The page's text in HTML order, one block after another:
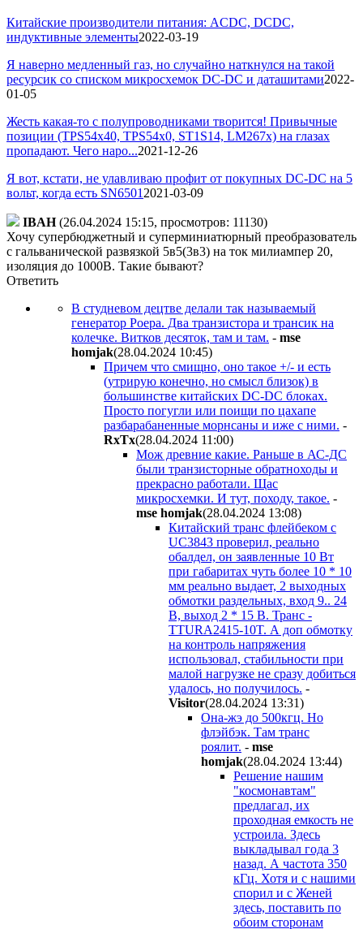
Китайские производители питания: ACDC, DCDC,
индуктивные элементы2022-03-19
Я наверно медленный газ, но случайно наткнулся на такой
ресурсик со списком микросхемок DC-DC и даташитами2022-
01-05
Жесть какая-то с полупроводниками творится! Привычные
позиции (TPS54x40, TPS54x0, ST1S14, LM267x) на глазах
пропадают. Чего наро...2021-12-26
Я вот, кстати, не улавливаю профит от покупных DC-DC на 5
вольт, когда есть SN6501 2021-03-09
IBAH (26.04.2024 15:15, просмотров: 11130)
Хочу супербюджетный и суперминиатюрный преобразователь
с гальванической развязкой 5в5(3в3) на ток милиампер 20,
изоляция до 1000В. Такие бывают?
Ответить
В студневом децтве делали так называемый
генератор Роера. Два транзистора и трансик на
колечке. Витков десяток, там и там. - mse
homjak(28.04.2024 10:45)
Причем что смищно, оно такое +/- и есть
(утрирую конечно, но смысл близок) в
большинстве китайских DC-DC блоках.
Просто погугли или поищи по цахапе
разбарабаненные морнсаны и иже с ними. -
RxTx(28.04.2024 11:00)
Мож древние какие. Раньше в АС-ДС
были транзисторные обратноходы и
прекрасно работали. Щас
микросхемки. И тут, походу, такое. -
mse homjak(28.04.2024 13:08)
Китайский транс флейбеком с
UC3843 проверил, реально
обалдел, он заявленные 10 Вт
при габаритах чуть более 10 * 10
мм реально выдает, 2 выходных
обмотки раздельных, вход 9.. 24
В, выход 2 * 15 В. Транс -
TTURA2415-10T. А доп обмотку
на контроль напряжения
использовал, стабильности при
малой нагрузке не сразу добиться
удалось, но получилось. -
Visitor(28.04.2024 13:31)
Она-жэ до 500кгц. Но
флэйбэк. Там транс
роялит. - mse
homjak(28.04.2024 13:44)
Решение нашим
"космонавтам"
предлагал, их
проходная емкость не
устроила. Здесь
выкладывал года 3
назад. А частота 350
кГц. Хотя и с нашими
спорил и с Женей
здесь, поставить по
обоим сторонам